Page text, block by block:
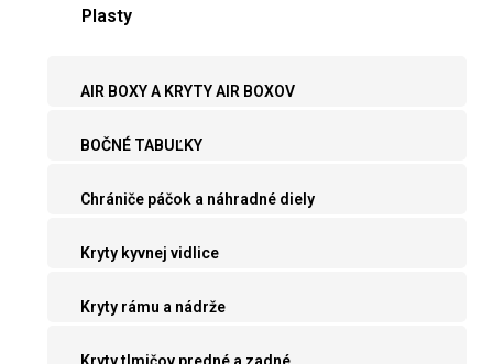
Plasty
AIR BOXY A KRYTY AIR BOXOV
BOČNÉ TABUĽKY
Chrániče páčok a náhradné diely
Kryty kyvnej vidlice
Kryty rámu a nádrže